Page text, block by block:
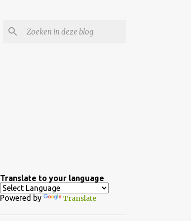
Translate to your language
Powered by Translate